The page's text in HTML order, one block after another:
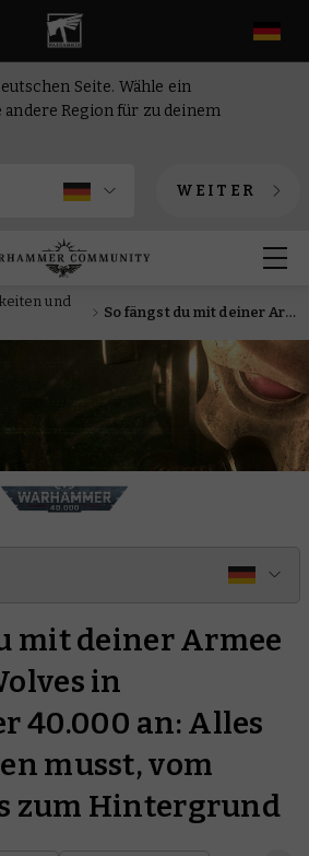
Seite. Wähle ein
andere Region für zu deinem
WEITER
und
So fängst du mit deiner Armee der Space Wolves in Warhammer 40.000 an: Alles was du wissen musst, vom Bemalen bis zum Hintergrund
mit deiner Armee
in
40.000 an: Alles
musst, vom
zum Hintergrund